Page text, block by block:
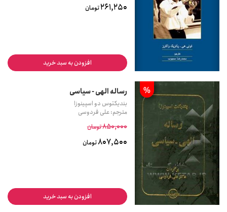
261,250تومان
افزودن به سبد خرید
% رساله الهی - سیاسی
بندیکتوس دو اسپینوزا
مترجم: علی فردوسی
850,000تومان
807,500تومان
افزودن به سبد خرید